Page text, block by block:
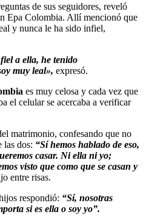
de sus seguidores, reveló
Epa Colombia. Allí mencionó que
y nunca le ha sido infiel,
a ella, he tenido
muy leal», expresó.
es muy celosa y cada vez que
el celular se acercaba a verificar
matrimonio, confesando que no
las dos: “Sí hemos hablado de eso,
casar. Ni ella ni yo;
visto que como que se casan y
entre risas.
respondió: “Sí, nosotras
si es ella o soy yo”.